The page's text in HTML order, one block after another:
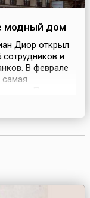
модный дом
Диор открыл
и
В феврале
самая